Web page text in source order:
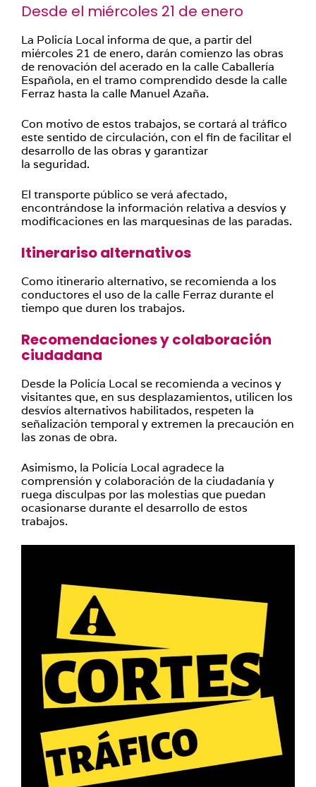
Desde el miércoles 21 de enero
La Policía Local informa de que, a partir del
miércoles 21 de enero, darán comienzo las obras
de renovación del acerado en la calle Caballería
Española, en el tramo comprendido desde la calle
Ferraz hasta la calle Manuel Azaña.
Con motivo de estos trabajos, se cortará al tráfico
este sentido de circulación, con el fin de facilitar el
desarrollo de las obras y garantizar
la seguridad.
El transporte público se verá afectado,
encontrándose la información relativa a desvíos y
modificaciones en las marquesinas de las paradas.
Itinerariso alternativos
Como itinerario alternativo, se recomienda a los
conductores el uso de la calle Ferraz durante el
tiempo que duren los trabajos.
Recomendaciones y colaboración
ciudadana
Desde la Policía Local se recomienda a vecinos y
visitantes que, en sus desplazamientos, utilicen los
desvíos alternativos habilitados, respeten la
señalización temporal y extremen la precaución en
las zonas de obra.
Asimismo, la Policía Local agradece la
comprensión y colaboración de la ciudadanía y
ruega disculpas por las molestias que puedan
ocasionarse durante el desarrollo de estos
trabajos.